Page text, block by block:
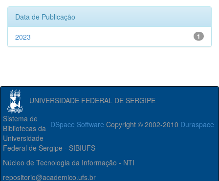
Data de Publicação
1
2023
UNIVERSIDADE FEDERAL DE SERGIPE
DSpace Software Copyright © 2002-2010 Duraspace
Sistema de
Bibliotecas da
Universidade
Federal de Sergipe - SIBIUFS
Núcleo de Tecnologia da Informação - NTI
repositorio@academico.ufs.br